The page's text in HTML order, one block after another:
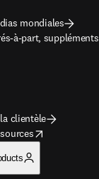
mondiales
à-part, suppléments
tab/window
clientèle
window